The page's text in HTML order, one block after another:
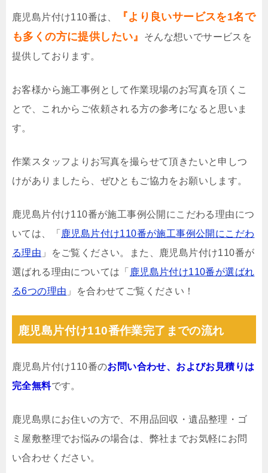
鹿児島片付け110番は、
『より良いサービスを1名で
も多くの方に提供したい』
そんな想いでサービスを
提供しております。
お客様から施工事例として作業現場のお写真を頂くこ
とで、これからご依頼される方の参考になると思いま
す。
作業スタッフよりお写真を撮らせて頂きたいと申しつ
けがありましたら、ぜひともご協力をお願いします。
鹿児島片付け110番が施工事例公開にこだわる理由につ
いては、「 鹿児島片付け110番が施工事例公開にこだわ
る理由 」をご覧ください。また、鹿児島片付け110番が
選ばれる理由については「 鹿児島片付け110番が選ばれ
る6つの理由 」を合わせてご覧ください！
鹿児島片付け110番作業完了までの流れ
鹿児島片付け110番のお問い合わせ、およびお見積りは
完全無料です。
鹿児島県にお住いの方で、不用品回収・遺品整理・ゴ
ミ屋敷整理でお悩みの場合は、弊社までお気軽にお問
い合わせください。